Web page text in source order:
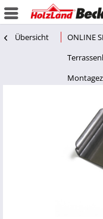
Übersicht ONLINE